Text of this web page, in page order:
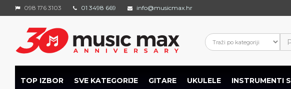
098 176 3103 01 3498 669 info@musicmax.hr
TOP IZBOR SVE KATEGORIJE GITARE UKULELE INSTRUMENTI